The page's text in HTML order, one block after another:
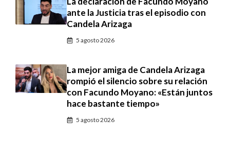
ante la Justicia tras el episodio con
Candela Arizaga
5 agosto 2026
La mejor amiga de Candela Arizaga
rompió el silencio sobre su relación
con Facundo Moyano: «Están juntos
hace bastante tiempo»
5 agosto 2026